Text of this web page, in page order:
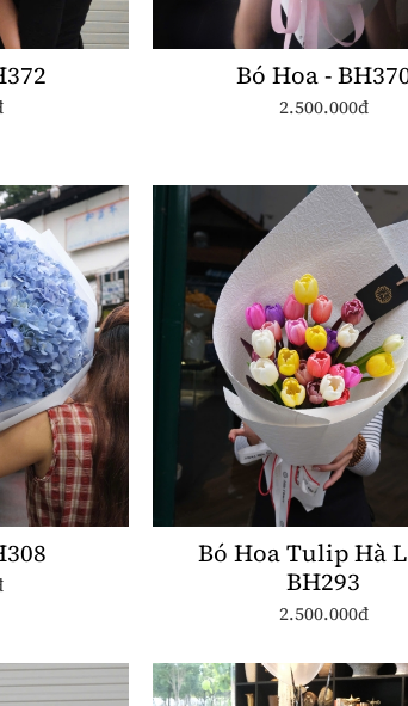
Bó Hoa -
2.500.000đ
Bó Hoa Tulip Hà
BH293
2.500.000đ